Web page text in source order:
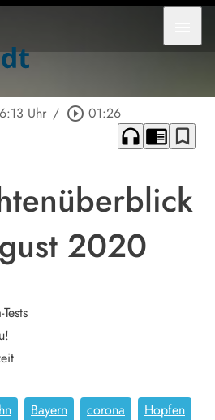
Uhr / play_circle_outline 01:26
headphones chrome_reader_mode bookmark_border
2020
Bayern corona
Hopfen